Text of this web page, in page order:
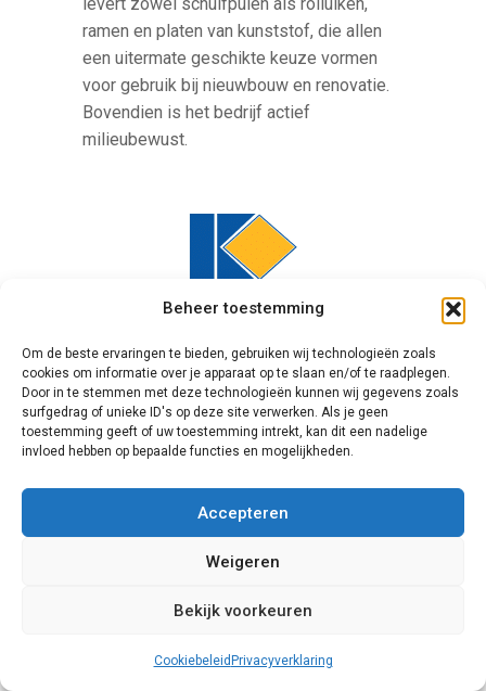
Beheer toestemming
Om de beste ervaringen te bieden, gebruiken wij technologieën zoals
cookies om informatie over je apparaat op te slaan en/of te raadplegen.
Door in te stemmen met deze technologieën kunnen wij gegevens zoals
surfgedrag of unieke ID's op deze site verwerken. Als je geen
toestemming geeft of uw toestemming intrekt, kan dit een nadelige
invloed hebben op bepaalde functies en mogelijkheden.
Accepteren
Weigeren
Bekijk voorkeuren
Cookiebeleid Privacyverklaring
levert zowel schuifpuien als rolluiken,
ramen en platen van kunststof, die allen
een uitermate geschikte keuze vormen
voor gebruik bij nieuwbouw en renovatie.
Bovendien is het bedrijf actief
milieubewust.
Knipping
Het volgende bedrijf dat we onder uw
aandacht willen brengen is Knipping. Dit
heeft nu ook fabrieken in Nederland. Dit
heeft als groot voordeel dat alle
Nederlandse eisen op het gebied van
veiligheid en duurzaamheid. De
een hoge isolatiewaarde.